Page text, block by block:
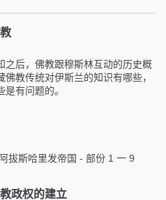
之后，佛教跟穆斯林互动的历史概
教传统对伊斯兰的知识有哪些，
有问题的。
拔斯哈里发帝国 - 部份 1 一 9
政权的建立